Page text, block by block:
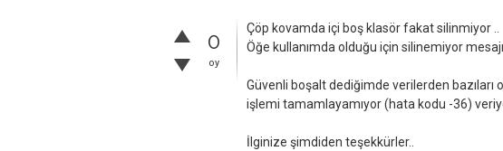
0
oy
Çöp kovamda içi boş klasör fakat silinmiyor ..
Öğe kullanımda olduğu için silinemiyor
Güvenli boşalt dediğimde verilerden bazıları
işlemi tamamlayamıyor (hata kodu -36)
İlginize şimdiden teşekkürler..